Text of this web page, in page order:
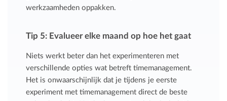
werkzaamheden oppakken.
Tip 5: Evalueer elke maand op hoe het gaat
Niets werkt beter dan het experimenteren met
verschillende opties wat betreft timemanagement.
Het is onwaarschijnlijk dat je tijdens je eerste
experiment met timemanagement direct de beste